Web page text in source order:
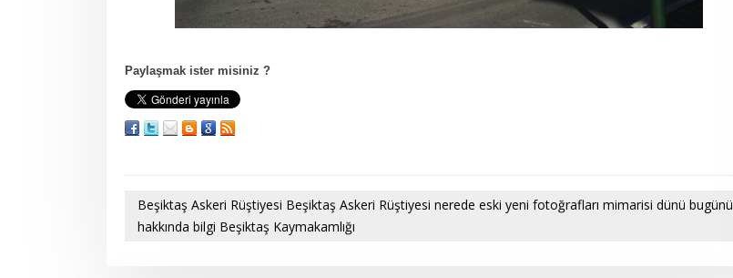
Paylaşmak ister misiniz ?
Beşiktaş Askeri Rüştiyesi Beşiktaş Askeri Rüştiyesi nerede eski yeni fotoğrafları mimarisi dünü bugünü
hakkında bilgi Beşiktaş Kaymakamlığı